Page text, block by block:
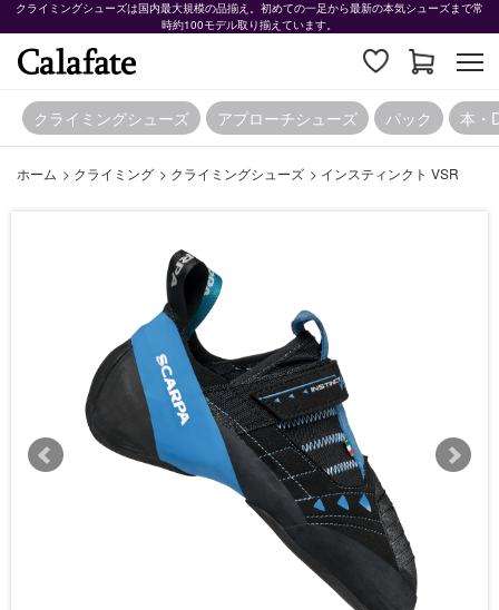
クライミングシューズは国内最大規模の品揃え。初めての一足から最新の本気シューズまで常
時約100モデル取り揃えています。
クライミングシューズ アプローチシューズ パック 本・
ホーム > クライミング > クライミングシューズ > インスティンクト VSR